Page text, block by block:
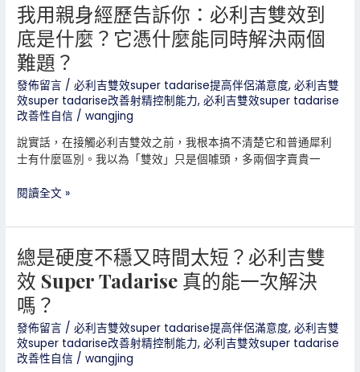
吃？
得
出
來？
印
度
真
的
世
界
都
我用親身經歷告訴你：必利吉雙效到
底是什麼？它憑什麼能同時解決兩個
難題？
發佈留言 /必利吉雙效super tadarise提高伴侶滿意度,必利吉雙
效super tadarise改善射精控制能力,必利吉雙效super tadarise
改善性自信 /wangjing
說實話，在接觸必利吉雙效之前，我根本搞不清楚它和普通犀利
士有什麼區別。我以為「雙效」只是個噱頭，多兩個字賣貴一
我
用
親
身
經
歷
告
你：
必
吉
效
到
底
是
什
麼？
它
憑
什
閱讀全文 »
總是硬度不穩又時間太短？必利吉雙
效 Super Tadarise 真的能一次解決
嗎？
發佈留言 /必利吉雙效super tadarise提高伴侶滿意度,必利吉雙
效super tadarise改善射精控制能力,必利吉雙效super tadarise
改善性自信 /wangjing
總
是
硬
度
不
穩
又